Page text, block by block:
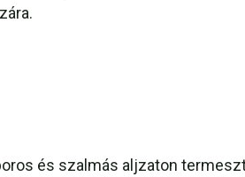
és szalmás aljzaton